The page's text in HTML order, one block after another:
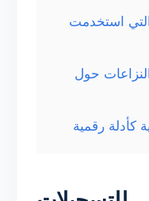
التي استخدمت
حول
كأدلة رقمية